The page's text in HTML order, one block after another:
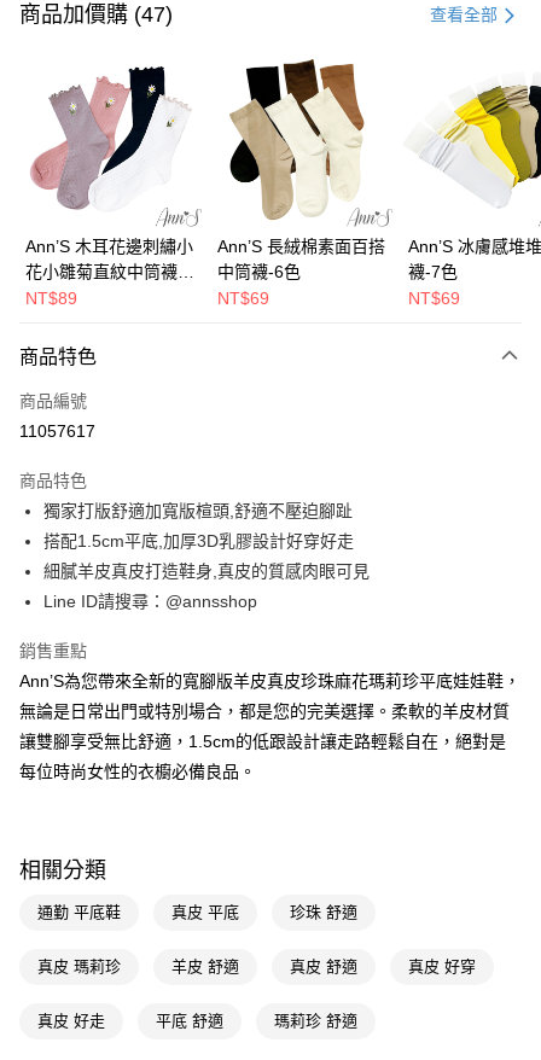
信用卡一次付款
3 期 0 利率 每期 21家銀行
合作金庫商業銀行
第一商業銀行
華南商業銀行
彰化商業銀行
上海商業儲蓄銀行
台北富邦商業銀行
國泰世華商業銀行
兆豐國際商業銀行
臺灣中小企業銀行
台中商業銀行
匯豐（台灣）商業銀行
華泰商業銀行
聯邦商業銀行
遠東國際商業銀行
元大商業銀行
台新國際商業銀行
6 期 0 利率 每期NT$363 21家銀行
合作金庫商業銀行
第一商業銀行
華南商業銀行
彰化商業銀行
上海商業儲蓄銀行
台北富邦商業銀行
國泰世華商業銀行
兆豐國際商業銀行
臺灣中小企業銀行
台中商業銀行
匯豐（台灣）商業銀行
元大商業銀行
玉山商業銀行
台新國際商業銀行
台灣樂天信用卡公司
購物金
LINE Pay
Apple Pay
街口支付
悠遊付
Google Pay
全支付
大哥付你分期
相關說明
【大哥付你分期使用說明】
1.本服務由台灣大哥大提供，台灣大哥大用戶可立即使用無須另外申請。
流程，驗證手機門號後，選擇欲分期的期數、繳款截止日，確認付款後即完
成交易。
4.訂單成立30分鐘內，如未前往確認交易或遇審核未通過，訂單將自動取
消。如遇「轉專審核」未通過狀況，表示未達大哥付你分期系統評分，恕無
法說明評估內容。
【繳款方式說明】
帳／街口支付／iPASS MONEY」等通路繳費。
【注意事項】
用戶於交易時，得透過本服務購買商品或服務，並由商店將買賣／分期付款
資料（包含姓名、電話或地址）提供予台灣大哥大進項蒐集、處理及利用，
AFTEE先享後付
【關於「AFTEE先享後付」】
AFTEE先享後付是「在收到商品之後才付款」的支付方式。 讓您購物簡單
便利好安心！
１．簡單：不需註冊會員、不需綁卡、不需儲值。
２．便利：只要手機號碼，簡訊認證，即可結帳。
３．安心：先確認商品／服務後，再付款。
結帳頁面，進行簡訊認證並確認金額後，即可完成結帳。
２．訂單成立數日內，您將收到繳費通知簡訊。
３．收到繳費通知簡訊後14天內，點擊此簡訊中的連結，可透過四大超商／
ATM／網路銀行／等多元方式進行付款，方視為交易完成。
購買商品的店家。未經商家同意取消之訂單仍視為有效，需透過AFTEE先享
※ 交易是否成功請以「AFTEE先享後付 」之結帳頁面顯示為準，若有關於
是否繳費成功／繳費後需取消欲退款等相關疑問，請聯繫「AFTEE先享後付
ATM付款
運送方式
全家付款取貨
付款後全家取貨
每筆NT$100，滿NT$999(含以上)免運費
付款後萊爾富取貨
商品加價購 (47) 查看全部
Ann’S 木耳花邊刺繡小
花小雛菊直紋中筒襪-4
色
NT$89
Ann’S 長絨棉素面百搭
中筒襪-6色
NT$69
Ann’S 冰膚感堆
襪-7色
NT$69
商品特色
商品編號
11057617
商品特色
獨家打版舒適加寬版楦頭,舒適不壓迫腳趾
搭配1.5cm平底,加厚3D乳膠設計好穿好走
細膩羊皮真皮打造鞋身,真皮的質感肉眼可見
Line ID請搜尋：@annsshop
銷售重點
Ann’S為您帶來全新的寬腳版羊皮真皮珍珠麻花瑪莉珍平底娃娃鞋，
無論是日常出門或特別場合，都是您的完美選擇。柔軟的羊皮材質
讓雙腳享受無比舒適，1.5cm的低跟設計讓走路輕鬆自在，絕對是
每位時尚女性的衣櫥必備良品。
相關分類
通勤 平底鞋 真皮 平底 珍珠 舒適
真皮 瑪莉珍 羊皮 舒適 真皮 舒適 真皮 好穿
真皮 好走 平底 舒適 瑪莉珍 舒適